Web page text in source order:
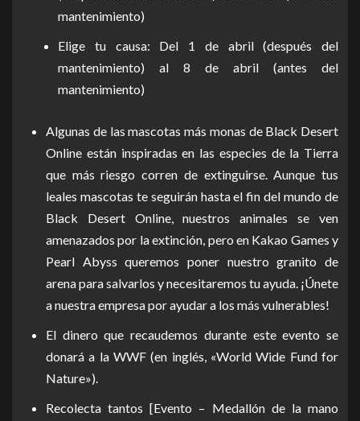
mantenimiento)
Elige tu causa: Del 1 de abril (después del
mantenimiento) al 8 de abril (antes del
mantenimiento)
Algunas de las mascotas más monas de Black Desert
Online están inspiradas en las especies de la Tierra
que más riesgo corren de extinguirse. Aunque tus
leales mascotas te seguirán hasta el fin del mundo de
Black Desert Online, nuestros animales se ven
amenazados por la extinción, pero en Kakao Games y
Pearl Abyss queremos poner nuestro granito de
arena para salvarlos y necesitaremos tu ayuda. ¡Únete
a nuestra empresa por ayudar a los más vulnerables!
El dinero que recaudemos durante este evento se
donará a la WWF (en inglés, «World Wide Fund for
Nature»).
Recolecta tantos [Evento – Medallón de la mano